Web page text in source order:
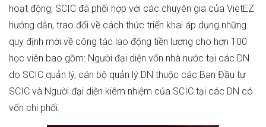
hoạt động, SCIC đã phối hợp với các chuyên gia của VietEZ
hướng dẫn, trao đổi về cách thức triển khai áp dụng những
quy định mới về công tác lao động tiền lương cho hơn 100
học viên bao gồm: Người đại diện vốn nhà nước tại các DN
do SCIC quản lý, cán bộ quản lý DN thuộc các Ban Đầu tư
SCIC và Người đại diện kiêm nhiệm của SCIC tại các DN có
vốn chi phối.